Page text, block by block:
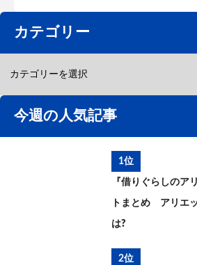
カテゴリー
今週の人気記事
1位
『借りぐらしのア
トまとめ アリエ
は?
2位